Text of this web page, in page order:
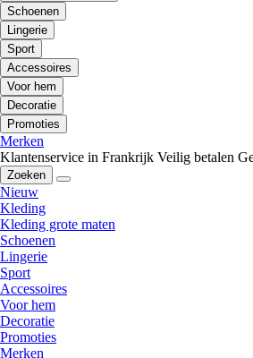
Schoenen
Lingerie
Sport
Accessoires
Voor hem
Decoratie
Promoties
Merken
Klantenservice in Frankrijk Veilig betalen
Zoeken
Nieuw
Kleding
Kleding grote maten
Schoenen
Lingerie
Sport
Accessoires
Voor hem
Decoratie
Promoties
Merken